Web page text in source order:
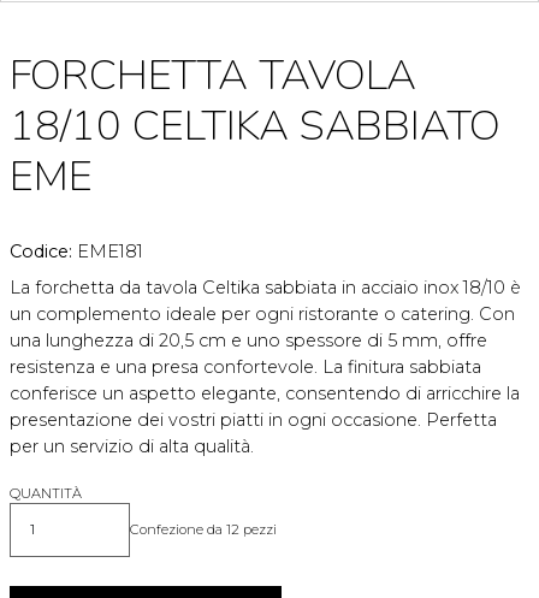
FORCHETTA TAVOLA
18/10 CELTIKA SABBIATO
EME
Codice: EME181
La forchetta da tavola Celtika sabbiata in acciaio inox 18/10 è
un complemento ideale per ogni ristorante o catering. Con
una lunghezza di 20,5 cm e uno spessore di 5 mm, offre
resistenza e una presa confortevole. La finitura sabbiata
conferisce un aspetto elegante, consentendo di arricchire la
presentazione dei vostri piatti in ogni occasione. Perfetta
per un servizio di alta qualità.
QUANTITÀ
Quantità Confezione da 12 pezzi